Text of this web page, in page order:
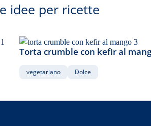
idee per ricette
min
Torta crumble con kefir al
vegetariano Dolce